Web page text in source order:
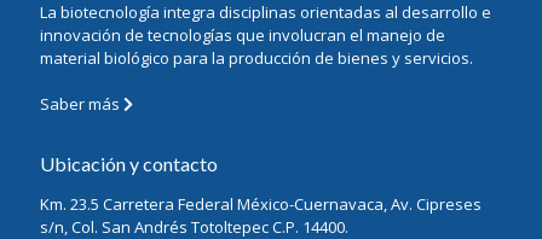
La biotecnología integra disciplinas orientadas al desarrollo e
innovación de tecnologías que involucran el manejo de
material biológico para la producción de bienes y servicios.
Saber más
Ubicación y contacto
Km. 23.5 Carretera Federal México-Cuernavaca, Av. Cipreses
s/n, Col. San Andrés Totoltepec C.P. 14400.